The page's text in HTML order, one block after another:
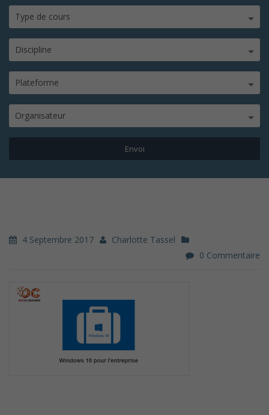
Type de cours
Discipline
Plateforme
Organisateur
4 Septembre 2017
Charlotte Tassel
0 Commentaire